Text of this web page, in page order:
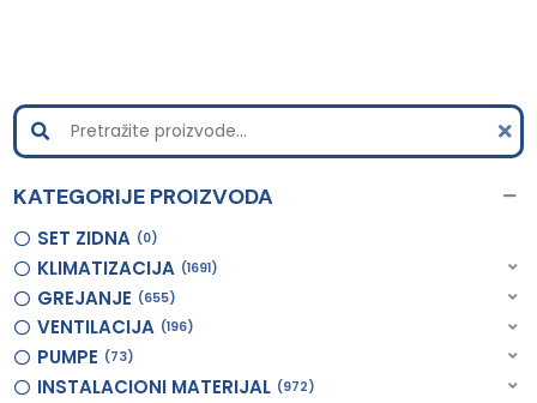
KATEGORIJE PROIZVODA
SET ZIDNA 0
KLIMATIZACIJA 1691
GREJANJE 655
VENTILACIJA 196
PUMPE 73
INSTALACIONI MATERIJAL 972